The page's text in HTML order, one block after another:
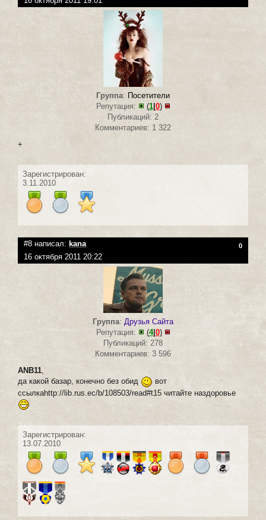
Группа: Посетители
Репутация:
(1|0)
Публикаций: 2
Комментариев: 1 322
+
Зарегистрирован:
3.11.2010
#8 написал: kana 0
16 октября 2011 20:22
Группа: Друзья Сайта
Репутация:
(4| 0)
Публикаций: 278
Комментариев: 3 596
ANB11
да какой базар, конечно без обид
вот
ссылкаhttp://lib.rus.ec/b/108503/read#t15 читайте наздоровье
Зарегистрирован:
13.07.2010